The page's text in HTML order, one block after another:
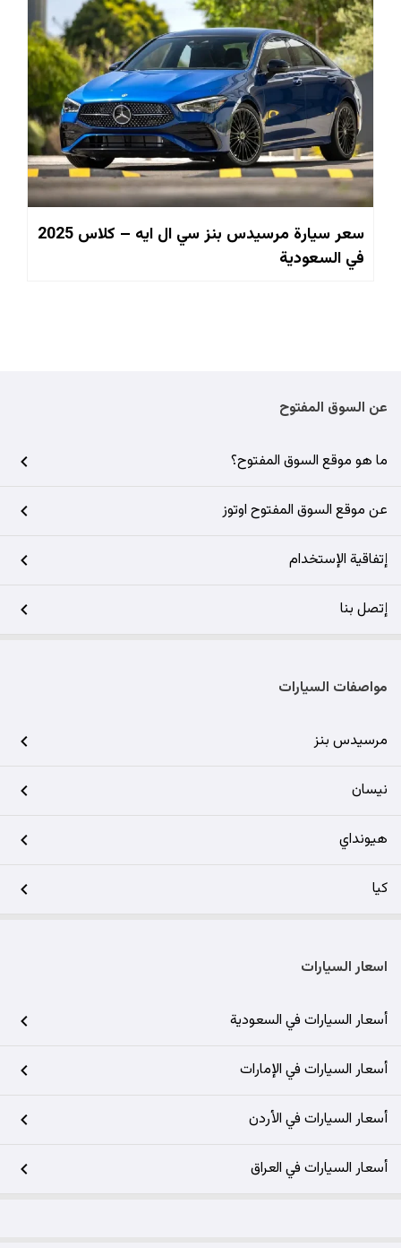
سعر سيارة مرسيدس بنز سي ال ايه – كلاس 2025
في السعودية
عن السوق المفتوح
ما هو موقع السوق المفتوح؟
عن موقع السوق المفتوح اوتوز
إتفاقية الإستخدام
إتصل بنا
مواصفات السيارات
مرسيدس بنز
نيسان
هيونداي
كيا
اسعار السيارات
أسعار السيارات في السعودية
أسعار السيارات في الإمارات
أسعار السيارات في الأردن
أسعار السيارات في العراق